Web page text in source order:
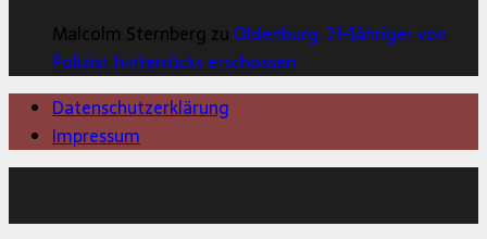
Malcolm Sternberg zu Oldenburg: 21-Jähriger von
Polizist hinterrücks erschossen
Datenschutzerklärung
Impressum